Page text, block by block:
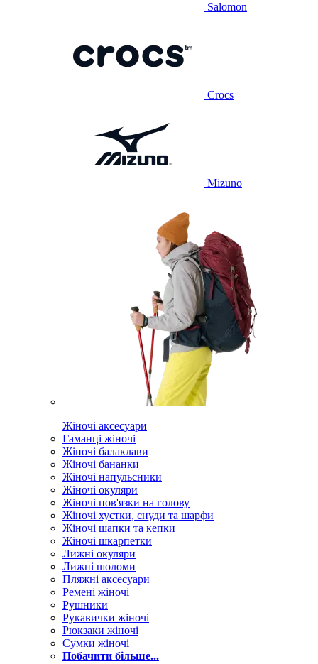
Salomon
Crocs
Mizuno
Жіночі аксесуари
Гаманці жіночі
Жіночі балаклави
Жіночі бананки
Жіночі напульсники
Жіночі окуляри
Жіночі пов'язки на голову
Жіночі хустки, снуди та шарфи
Жіночі шапки та кепки
Жіночі шкарпетки
Лижні окуляри
Лижні шоломи
Пляжні аксесуари
Ремені жіночі
Рушники
Рукавички жіночі
Рюкзаки жіночі
Сумки жіночі
Побачити більше...